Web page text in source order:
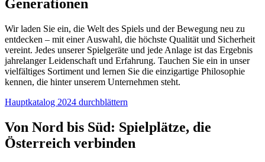
Generationen
Wir laden Sie ein, die Welt des Spiels und der Bewegung neu zu
entdecken – mit einer Auswahl, die höchste Qualität und Sicherheit
vereint. Jedes unserer Spielgeräte und jede Anlage ist das Ergebnis
jahrelanger Leidenschaft und Erfahrung. Tauchen Sie ein in unser
vielfältiges Sortiment und lernen Sie die einzigartige Philosophie
kennen, die hinter unserem Unternehmen steht.
Hauptkatalog 2024 durchblättern
Von Nord bis Süd: Spielplätze, die
Österreich verbinden